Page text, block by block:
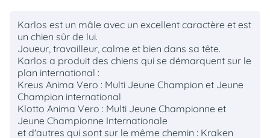
Karlos est un mâle avec un excellent caractère et est
un chien sûr de lui.
Joueur, travailleur, calme et bien dans sa tête.
Karlos a produit des chiens qui se démarquent sur le
plan international :
Kreus Anima Vero : Multi Jeune Champion et Jeune
Champion international
Klotto Anima Vero : Multi Jeune Championne et
Jeune Championne Internationale
et d'autres qui sont sur le même chemin : Kraken